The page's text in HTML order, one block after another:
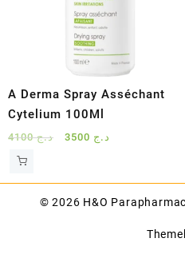
A Derma Spray Asséchant
Cytelium 100Ml
د.ج4100
Le
était :
د.ج 4100.
د.ج
est :
د.ج 3500.
© 2026 H&O